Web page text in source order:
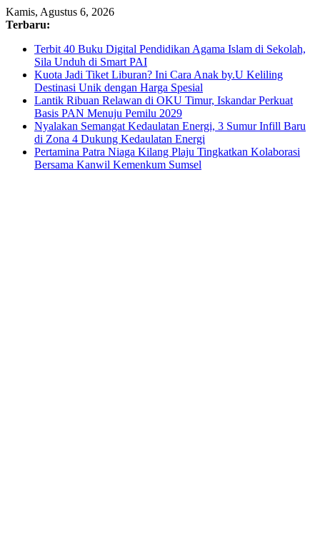
Skip
to
Kamis, Agustus 6, 2026
Terbaru:
Terbit 40 Buku Digital Pendidikan Agama Islam di Sekolah,
Sila Unduh di Smart PAI
Kuota Jadi Tiket Liburan? Ini Cara Anak by.U Keliling
Destinasi Unik dengan Harga Spesial
Lantik Ribuan Relawan di OKU Timur, Iskandar Perkuat
Basis PAN Menuju Pemilu 2029
Nyalakan Semangat Kedaulatan Energi, 3 Sumur Infill Baru
di Zona 4 Dukung Kedaulatan Energi
Pertamina Patra Niaga Kilang Plaju Tingkatkan Kolaborasi
Bersama Kanwil Kemenkum Sumsel